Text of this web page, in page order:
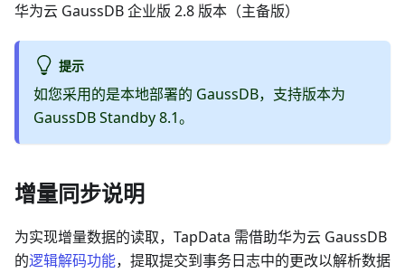
华为云 GaussDB 企业版 2.8 版本（主备版）
提示
如您采用的是本地部署的 GaussDB，支持版本为
GaussDB Standby 8.1。
增量同步说明
为实现增量数据的读取，TapData 需借助华为云 GaussDB
的逻辑解码功能，提取提交到事务日志中的更改以解析数据